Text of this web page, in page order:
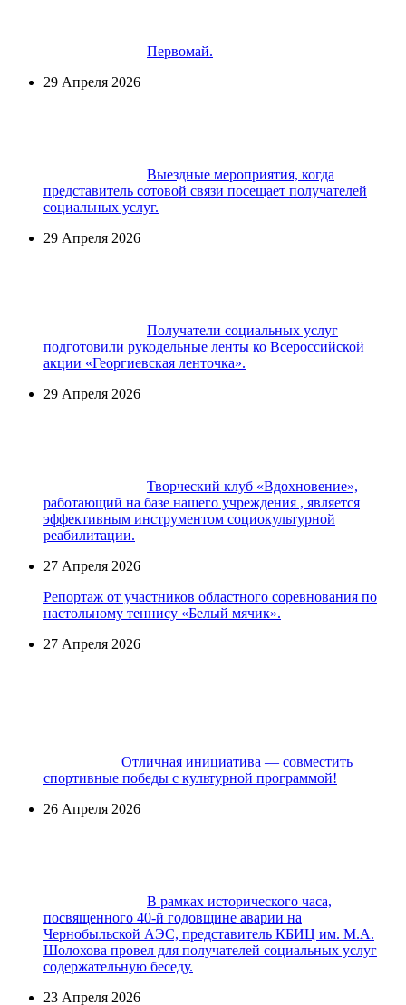
Первомай.
29 Апреля 2026
Выездные мероприятия, когда
представитель сотовой связи посещает получателей
социальных услуг.
29 Апреля 2026
Получатели социальных услуг
подготовили рукодельные ленты ко Всероссийской
акции «Георгиевская ленточка».
29 Апреля 2026
Творческий клуб «Вдохновение»,
работающий на базе нашего учреждения , является
эффективным инструментом социокультурной
реабилитации.
27 Апреля 2026
Репортаж от участников областного соревнования по
настольному теннису «Белый мячик».
27 Апреля 2026
Отличная инициатива — совместить
спортивные победы с культурной программой!
26 Апреля 2026
В рамках исторического часа,
посвященного 40-й годовщине аварии на
Чернобыльской АЭС, представитель КБИЦ им. М.А.
Шолохова провел для получателей социальных услуг
содержательную беседу.
23 Апреля 2026